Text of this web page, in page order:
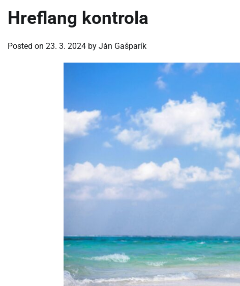
Hreflang kontrola
Posted on 23. 3. 2024 by Ján Gašparík